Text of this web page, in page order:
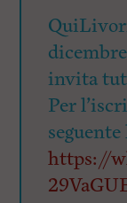
invita
Per
https://